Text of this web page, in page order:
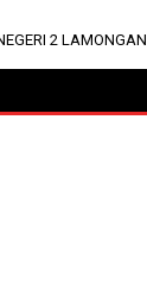
2 LAMONGAN